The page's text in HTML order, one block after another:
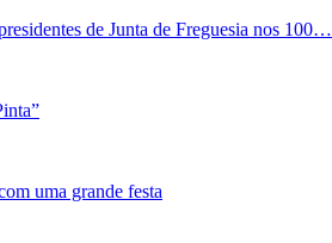
de Junta de Freguesia nos 100…
uma grande festa